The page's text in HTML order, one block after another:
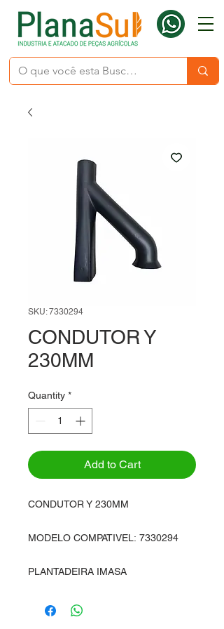
SKU: 7330294
CONDUTOR Y
230MM
Quantity *
Add to Cart
CONDUTOR Y 230MM
MODELO COMPATIVEL: 7330294
PLANTADEIRA IMASA